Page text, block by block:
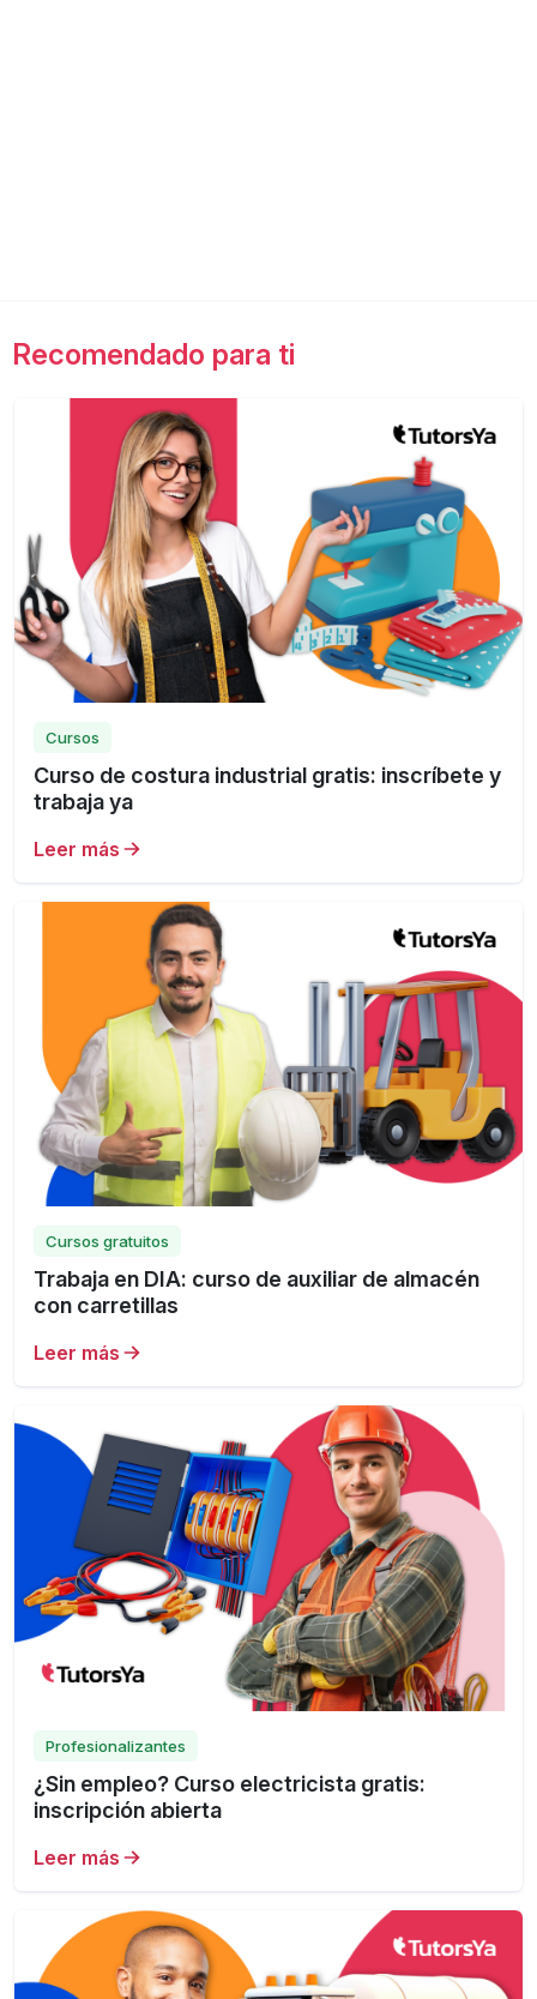
Recomendado para ti
Cursos
Curso de costura industrial gratis: inscríbete y
trabaja ya
Leer más
Cursos gratuitos
Trabaja en DIA: curso de auxiliar de almacén
con carretillas
Leer más
Profesionalizantes
¿Sin empleo? Curso electricista gratis:
inscripción abierta
Leer más